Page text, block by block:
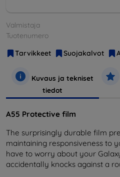
Valmistaja
Tuotenumero
Tarvikkeet
Suojakalvot
Kuvaus ja tekniset
tiedot
A55 Protective film
The surprisingly durable film
maintaining responsiveness to
have to worry about your
accidentally knocks against a